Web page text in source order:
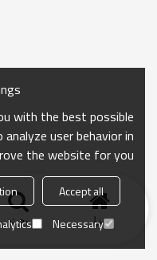
منزل بحث
with the best possible
user behavior in
the website for you.
Accept all
Necessary